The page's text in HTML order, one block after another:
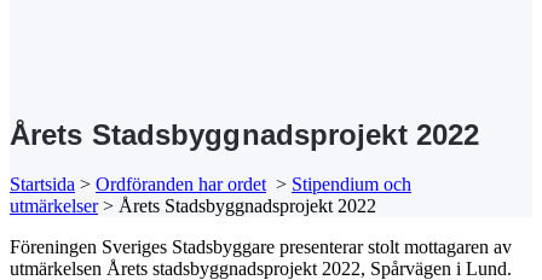
Årets Stadsbyggnadsprojekt 2022
Startsida > Ordföranden har ordet > Stipendium och
utmärkelser> Årets Stadsbyggnadsprojekt 2022
Föreningen Sveriges Stadsbyggare presenterar stolt mottagaren av
utmärkelsen Årets stadsbyggnadsprojekt 2022, Spårvägen i Lund.